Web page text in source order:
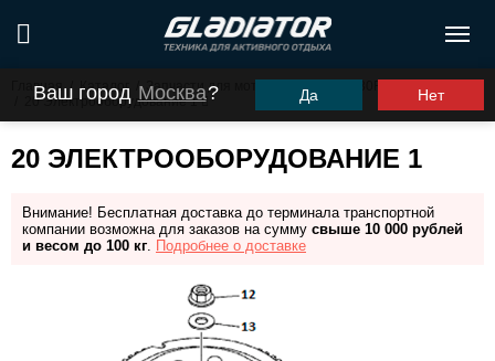
Ваш город Москва? Да Нет
Главная / Каталог Запчасти для моторов ПЛМ
G30FHS (G30FES)
20 Электрооборудование 1
20 ЭЛЕКТРООБОРУДОВАНИЕ 1
Внимание! Бесплатная доставка до терминала транспортной
компании возможна для заказов на сумму свыше 10 000 рублей
и весом до 100 кг. Подробнее о доставке